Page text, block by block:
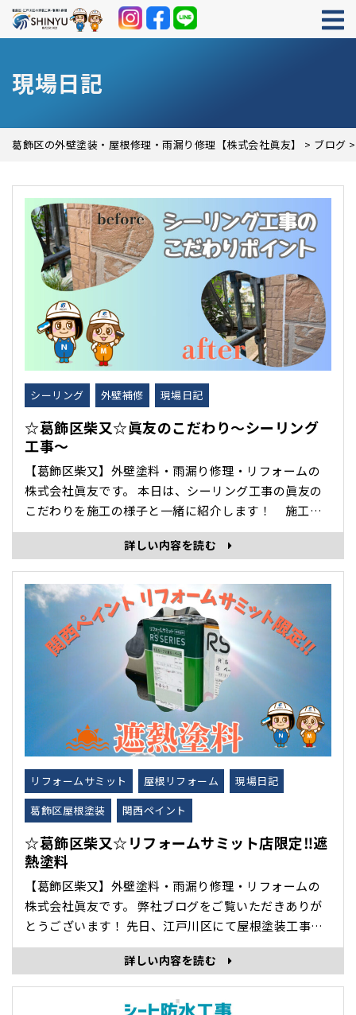
現場日記
葛飾区の外壁塗装・屋根修理・雨漏り修理【株式会社眞友】 > ブログ
シーリング 外壁補修 現場日記
☆葛飾区柴又☆眞友のこだわり～シーリング
工事～
【葛飾区柴又】外壁塗料・雨漏り修理・リフォームの
株式会社眞友です。 本日は、シーリング工事の眞友の
こだわりを施工の様子と一緒に紹介します！ 施工前
シーリング部分に色あせが見られます。 紫外線や雨風
にさらされることでシーリングの表面が白くなる・く
すむ・ツヤがなくなります。 防水性低下の初期サイン
として見逃せない劣･･･
詳しい内容を読む
リフォームサミット 屋根リフォーム
現場日記
葛飾区屋根塗装
関西ペイント
☆葛飾区柴又☆リフォームサミット店限定‼遮
熱塗料
【葛飾区柴又】外壁塗料・雨漏り修理・リフォームの
株式会社眞友です。 弊社ブログをご覧いただきありが
とうございます！ 先日、江戸川区にて屋根塗装工事を
いたしましたので紹介します。 今回使った材料はこち
外線反射効果があり、遮熱性能を重視した塗料です。遮
熱効果で夏場の室内環境を快適にすることが可能。 ･･･
詳しい内容を読む